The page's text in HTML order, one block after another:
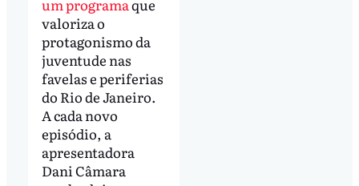
um programaque
valoriza o
protagonismo da
juventude nas
favelas e periferias
do Rio de Janeiro.
A cada novo
episódio, a
apresentadora
Dani Câmara